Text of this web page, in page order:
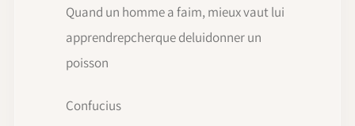
Quand un homme a faim, mieux vaut lui
apprendrepcherque deluidonner un
poisson
Confucius